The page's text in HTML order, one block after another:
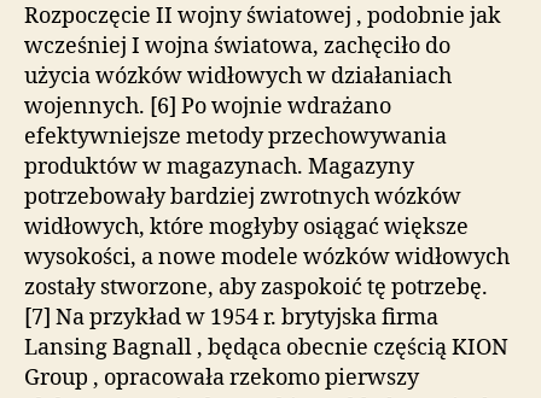
Rozpoczęcie II wojny światowej , podobnie jak
wcześniej I wojna światowa, zachęciło do
użycia wózków widłowych w działaniach
wojennych. [6] Po wojnie wdrażano
efektywniejsze metody przechowywania
produktów w magazynach. Magazyny
potrzebowały bardziej zwrotnych wózków
widłowych, które mogłyby osiągać większe
wysokości, a nowe modele wózków widłowych
zostały stworzone, aby zaspokoić tę potrzebę.
[7] Na przykład w 1954 r. brytyjska firma
Lansing Bagnall , będąca obecnie częścią KION
Group , opracowała rzekomo pierwszy